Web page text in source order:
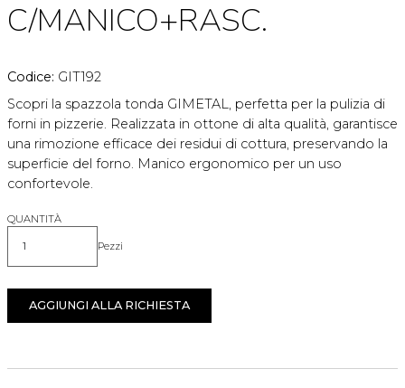
C/MANICO+RASC.
Codice: GIT192
Scopri la spazzola tonda GIMETAL, perfetta per la pulizia di
forni in pizzerie. Realizzata in ottone di alta qualità, garantisce
una rimozione efficace dei residui di cottura, preservando la
superficie del forno. Manico ergonomico per un uso
confortevole.
QUANTITÀ
Quantità Pezzi
AGGIUNGI ALLA RICHIESTA